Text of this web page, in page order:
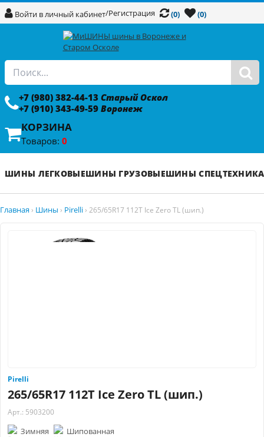
Войти в личный кабинет/Регистрация (0) (0)
+7 (980) 382-44-13 Старый Оскол
+7 (910) 343-49-59 Воронеж
КОРЗИНА
Товаров: 0
ШИНЫ ЛЕГКОВЫЕШИНЫ ГРУЗОВЫЕШИНЫ СПЕЦТЕХНИКА
Главная › Шины › Pirelli › 265/65R17 112T Ice Zero TL (шип.)
Pirelli
265/65R17 112T Ice Zero TL (шип.)
Арт.: 5903200
Зимняя Шипованная